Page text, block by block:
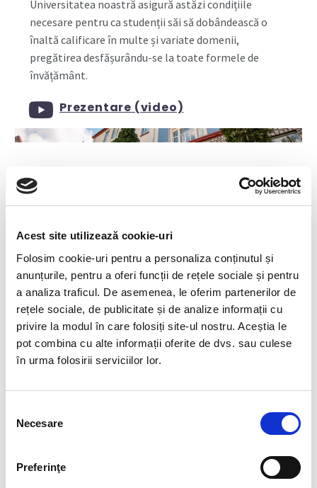
Acest site utilizează cookie-uri
Folosim cookie-uri pentru a personaliza conținutul și
anunțurile, pentru a oferi funcții de rețele sociale și pentru
a analiza traficul. De asemenea, le oferim partenerilor de
rețele sociale, de publicitate și de analize informații cu
privire la modul în care folosiți site-ul nostru. Aceștia le
pot combina cu alte informații oferite de dvs. sau culese
în urma folosirii serviciilor lor.
consimțământului
Necesare
Preferinţe
Universitatea noastră asigură astăzi condițiile
necesare pentru ca studenții săi să dobândească o
înaltă calificare în multe și variate domenii,
pregătirea desfășurându-se la toate formele de
învățământ.
Prezentare (video)
în cadrul a trei facultăți :
Facultatea de Științe
. Din anul 1948 și până
astăzi, la Universitatea din Petroșani au absolvit mii de
ingineri, subingineri, economiști, sociologi,
matematicieni, institutori etc. În Universitatea
noastră se pregătesc peste 4500 de studenți,
masteranzi și doctoranzi, cu sprijinul unui colectiv de
este asigurată de 19 conducători științifici,
personalități recunoscute în țară și pe plan mondial.
Pregătirea solidă dobândită le-a oferit posibilitatea
metodele de lucru din alte țări (SUA, Canada,
Germania, Franța, Italia, Spania, Israel, țări din